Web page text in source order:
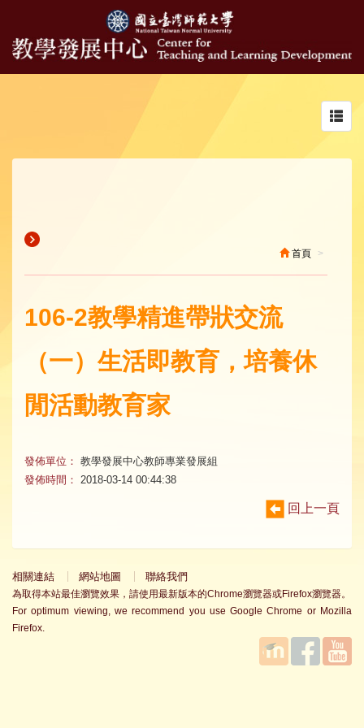
首頁
106-2教學精進帶狀交流
（一）生活即教育，培養休
閒活動教育家
發佈單位： 教學發展中心教師專業發展組
發佈時間：
2018-03-14 00:44:38
回上一頁
相關連結 網站地圖 聯絡我們
為取得本站最佳瀏覽效果，請使用最新版本的Chrome瀏覽器或Firefox瀏覽器。
For optimum viewing, we recommend you use Google Chrome or Mozilla
Firefox.